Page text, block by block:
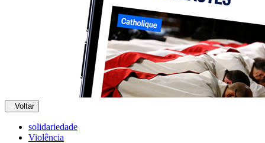
Voltar
solidariedade
Violência